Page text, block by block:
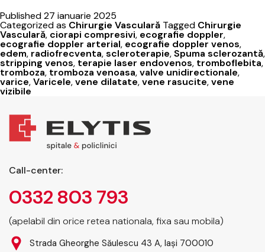
simptome
și
tratament,
la
Elytis
Published27 ianuarie 2025
Categorized as Chirurgie Vasculară Tagged Chirurgie
Vasculară, ciorapi compresivi, ecografie doppler,
ecografie doppler arterial, ecografie doppler venos,
edem, radiofrecventa,scleroterapie,Spuma sclerozantă,
stripping venos, terapie laser endovenos, tromboflebita,
tromboza, tromboza venoasa,valve unidirectionale,
varice,Varicele,vene dilatate,vene rasucite,vene
vizibile
Call-center:
0332 803 793
(apelabil din orice retea nationala, fixa sau mobila)
Strada Gheorghe Săulescu 43 A, Iași 700010